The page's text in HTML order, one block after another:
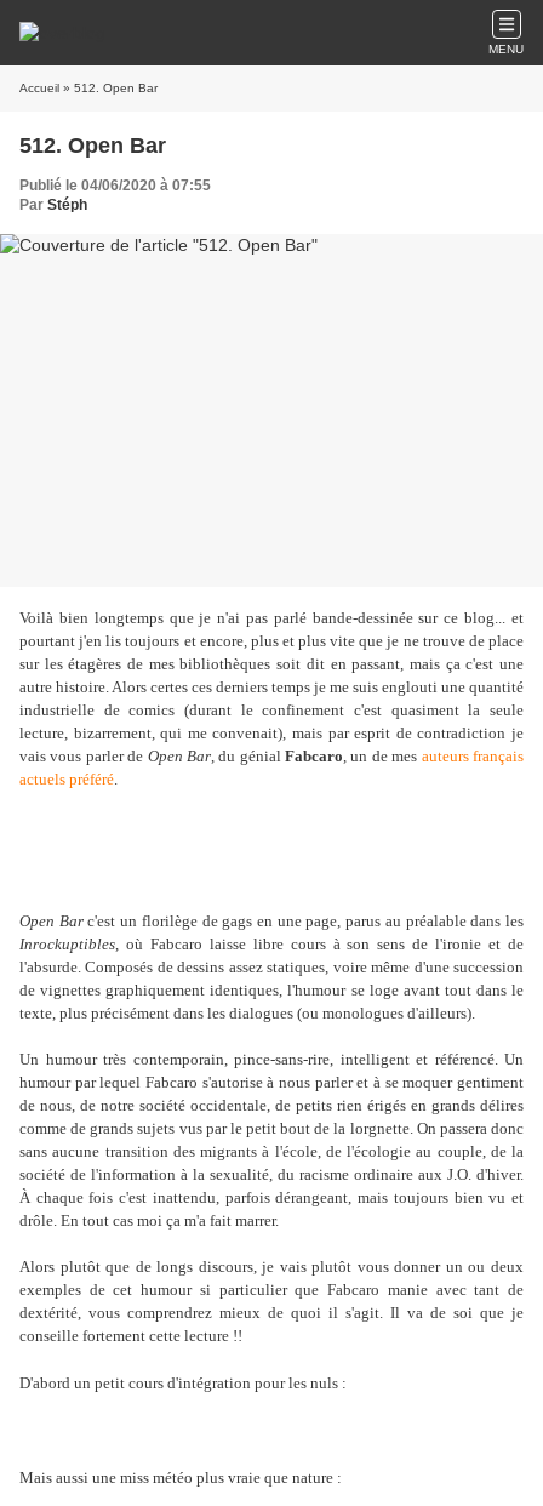
MENU
Accueil » 512. Open Bar
512. Open Bar
Publié le 04/06/2020 à 07:55
Par Stéph
Voilà bien longtemps que je n'ai pas parlé bande-dessinée sur ce blog... et
pourtant j'en lis toujours et encore, plus et plus vite que je ne trouve de place
sur les étagères de mes bibliothèques soit dit en passant, mais ça c'est une
autre histoire. Alors certes ces derniers temps je me suis englouti une quantité
industrielle de comics (durant le confinement c'est quasiment la seule
lecture, bizarrement, qui me convenait), mais par esprit de contradiction je
vais vous parler de Open Bar, du génialFabcaro, un de mes auteurs français
actuels préféré.
Open Barc'est un florilège de gags en une page, parus au préalable dans les
Inrockuptibles, où Fabcaro laisse libre cours à son sens de l'ironie et de
l'absurde. Composés de dessins assez statiques, voire même d'une succession
de vignettes graphiquement identiques, l'humour se loge avant tout dans le
texte, plus précisément dans les dialogues (ou monologues d'ailleurs).
Un humour très contemporain, pince-sans-rire, intelligent et référencé. Un
humour par lequel Fabcaro s'autorise à nous parler et à se moquer gentiment
de nous, de notre société occidentale, de petits rien érigés en grands délires
comme de grands sujets vus par le petit bout de la lorgnette. On passera donc
sans aucune transition des migrants à l'école, de l'écologie au couple, de la
société de l'information à la sexualité, du racisme ordinaire aux J.O. d'hiver.
À chaque fois c'est inattendu, parfois dérangeant, mais toujours bien vu et
drôle. En tout cas moi ça m'a fait marrer.
Alors plutôt que de longs discours, je vais plutôt vous donner un ou deux
exemples de cet humour si particulier que Fabcaro manie avec tant de
dextérité, vous comprendrez mieux de quoi il s'agit. Il va de soi que je
conseille fortement cette lecture !!
D'abord un petit cours d'intégration pour les nuls :
Mais aussi une miss météo plus vraie que nature :